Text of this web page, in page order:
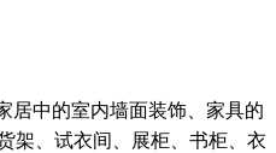
居中的室内墙面装饰、家具的
架、试衣间、展柜、书柜、衣